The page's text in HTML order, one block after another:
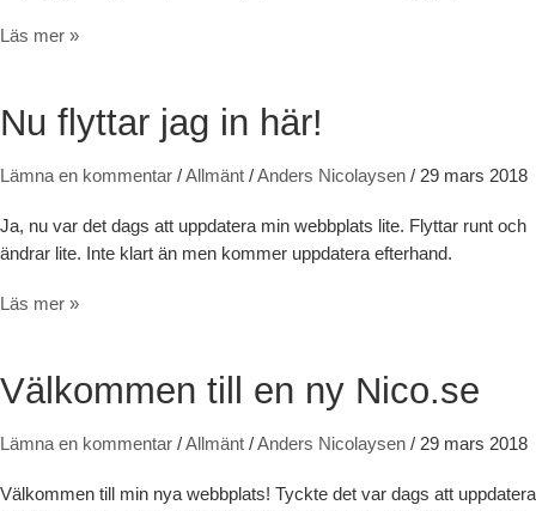
Nico.se får ny logga
Läs mer »
Nu flyttar jag in här!
Lämna en kommentar /Allmänt /Anders Nicolaysen / 29 mars 2018
Ja, nu var det dags att uppdatera min webbplats lite. Flyttar runt och
ändrar lite. Inte klart än men kommer uppdatera efterhand.
Nu flyttar jag in här!
Läs mer »
Välkommen till en ny Nico.se
Lämna en kommentar /Allmänt /Anders Nicolaysen / 29 mars 2018
Välkommen till min nya webbplats! Tyckte det var dags att uppdatera